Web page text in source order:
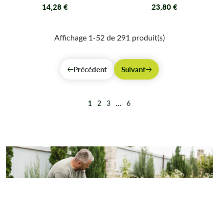
14,28 € 23,80 €
Affichage 1-52 de 291 produit(s)
Précédent Suivant
1 2 3 … 6